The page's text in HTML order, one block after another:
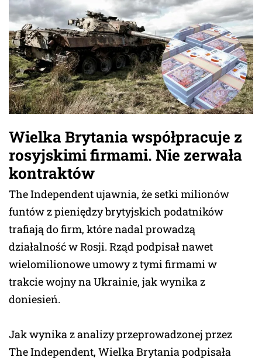
Wielka Brytania współpracuje z
rosyjskimi firmami. Nie zerwała
kontraktów
The Independent ujawnia, że setki milionów
funtów z pieniędzy brytyjskich podatników
trafiają do firm, które nadal prowadzą
działalność w Rosji. Rząd podpisał nawet
wielomilionowe umowy z tymi firmami w
trakcie wojny na Ukrainie, jak wynika z
doniesień.
Jak wynika z analizy przeprowadzonej przez
The Independent, Wielka Brytania podpisała